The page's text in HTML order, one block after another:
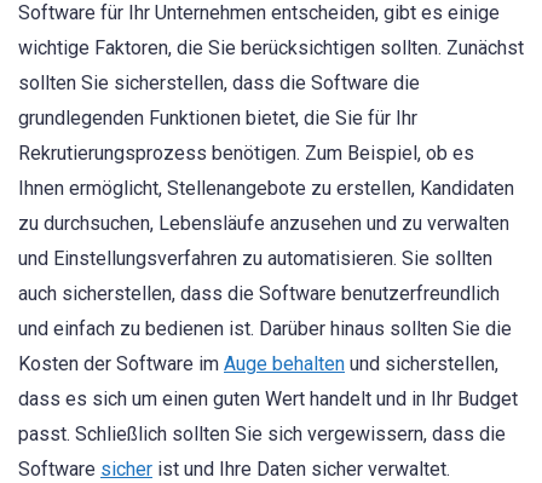
Software für Ihr Unternehmen entscheiden, gibt es einige
wichtige Faktoren, die Sie berücksichtigen sollten. Zunächst
sollten Sie sicherstellen, dass die Software die
grundlegenden Funktionen bietet, die Sie für Ihr
Rekrutierungsprozess benötigen. Zum Beispiel, ob es
Ihnen ermöglicht, Stellenangebote zu erstellen, Kandidaten
zu durchsuchen, Lebensläufe anzusehen und zu verwalten
und Einstellungsverfahren zu automatisieren. Sie sollten
auch sicherstellen, dass die Software benutzerfreundlich
und einfach zu bedienen ist. Darüber hinaus sollten Sie die
Kosten der Software im Auge behalten und sicherstellen,
dass es sich um einen guten Wert handelt und in Ihr Budget
passt. Schließlich sollten Sie sich vergewissern, dass die
Software sicher ist und Ihre Daten sicher verwaltet.